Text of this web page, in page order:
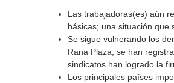
Las trabajadoras(es) aún
básicas; una situación que
Se sigue vulnerando los
Rana Plaza, se han
sindicatos han logrado la
Los principales países